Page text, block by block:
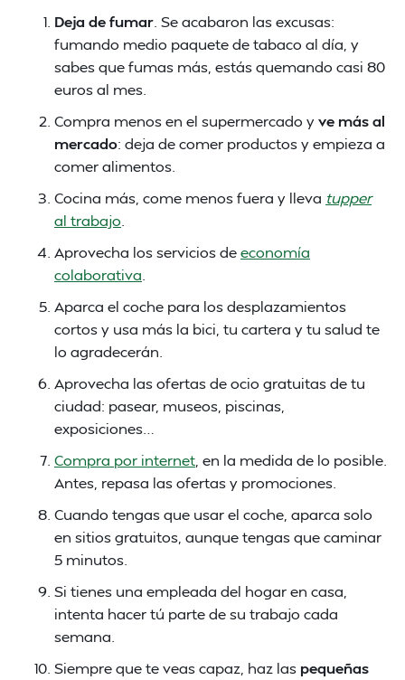
Deja de fumar . Se acabaron las excusas:
fumando medio paquete de tabaco al día, y
sabes que fumas más, estás quemando casi 80
euros al mes.
Compra menos en el supermercado yve más al
mercado: deja de comer productos y empieza a
comer alimentos.
Cocina más, come menos fuera y lleva tupper
al trabajo
Aprovecha los servicios deeconomía
colaborativa
Aparca el coche para los desplazamientos
cortos y usa más la bici, tu cartera y tu salud te
lo agradecerán.
Aprovecha las ofertas de ocio gratuitas de tu
ciudad: pasear, museos, piscinas,
exposiciones…
Compra por internet , en la medida de lo posible.
Antes, repasa las ofertas y promociones.
Cuando tengas que usar el coche, aparca solo
en sitios gratuitos, aunque tengas que caminar
5 minutos.
Si tienes una empleada del hogar en casa,
intenta hacer tú parte de su trabajo cada
semana.
Siempre que te veas capaz, haz las pequeñas